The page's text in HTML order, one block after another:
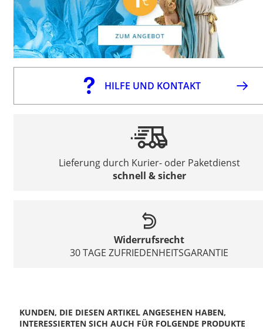
HILFE UND KONTAKT
Lieferung durch Kurier- oder Paketdienst
schnell & sicher
Widerrufsrecht
30 TAGE ZUFRIEDENHEITSGARANTIE
KUNDEN, DIE DIESEN ARTIKEL ANGESEHEN HABEN,
INTERESSIERTEN SICH AUCH FÜR FOLGENDE PRODUKTE